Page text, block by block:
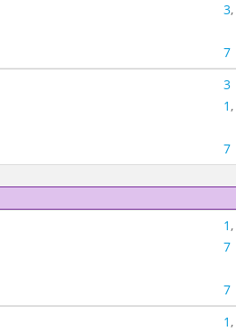
3,
7
3
1,
7
1,
7
7
1,